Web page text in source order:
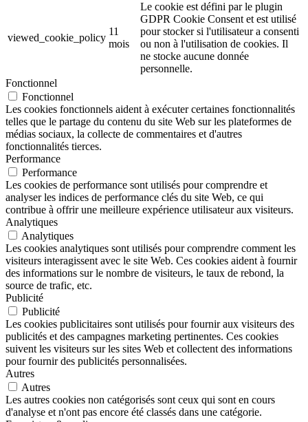
viewed_cookie_policy
11
mois
Le cookie est défini par le plugin
GDPR Cookie Consent et est utilisé
pour stocker si l'utilisateur a consenti
ou non à l'utilisation de cookies. Il
ne stocke aucune donnée
personnelle.
Fonctionnel
Fonctionnel
Les cookies fonctionnels aident à exécuter certaines fonctionnalités
telles que le partage du contenu du site Web sur les plateformes de
médias sociaux, la collecte de commentaires et d'autres
fonctionnalités tierces.
Performance
Performance
Les cookies de performance sont utilisés pour comprendre et
analyser les indices de performance clés du site Web, ce qui
contribue à offrir une meilleure expérience utilisateur aux visiteurs.
Analytiques
Analytiques
Les cookies analytiques sont utilisés pour comprendre comment les
visiteurs interagissent avec le site Web. Ces cookies aident à fournir
des informations sur le nombre de visiteurs, le taux de rebond, la
source de trafic, etc.
Publicité
Publicité
Les cookies publicitaires sont utilisés pour fournir aux visiteurs des
publicités et des campagnes marketing pertinentes. Ces cookies
suivent les visiteurs sur les sites Web et collectent des informations
pour fournir des publicités personnalisées.
Autres
Autres
Les autres cookies non catégorisés sont ceux qui sont en cours
d'analyse et n'ont pas encore été classés dans une catégorie.